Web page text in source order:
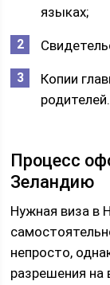
языках;
Копии
родителей.
Процесс
Зеландию
Нужная виза в
непросто,
разрешения на